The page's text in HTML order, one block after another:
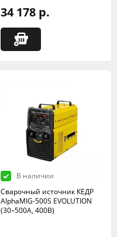
34 178 р.
В наличии
Сварочный источник КЕДР
AlphaMIG-500S EVOLUTION
(30–500А, 400В)